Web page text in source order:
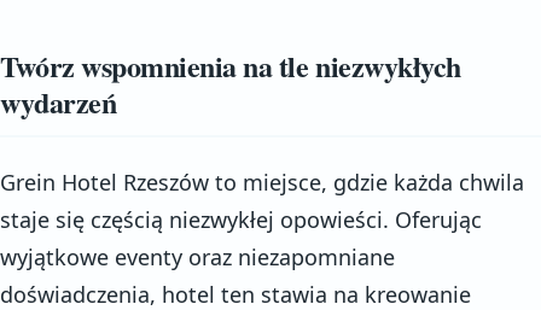
Twórz wspomnienia na tle niezwykłych
wydarzeń
Grein Hotel Rzeszów to miejsce, gdzie każda chwila
staje się częścią niezwykłej opowieści. Oferując
wyjątkowe eventy oraz niezapomniane
doświadczenia, hotel ten stawia na kreowanie